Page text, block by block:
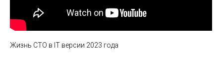
Жизнь СТО в IT версии 2023 года